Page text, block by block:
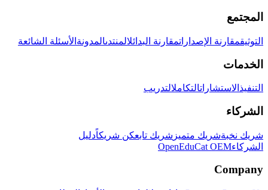
المجتمع
التوثيقمقارنة الإصداراتمقارنة البدائلالمنتدىالمدونة الأسئلة الشائعة
الخدمات
التنفيذ الاستشاراتالتكاملالتدريب
الشركاء
شريك نخبةشريك متميز شريك تابعكن شريكاًدليل
الشركاءOpenEduCat OEM
Company